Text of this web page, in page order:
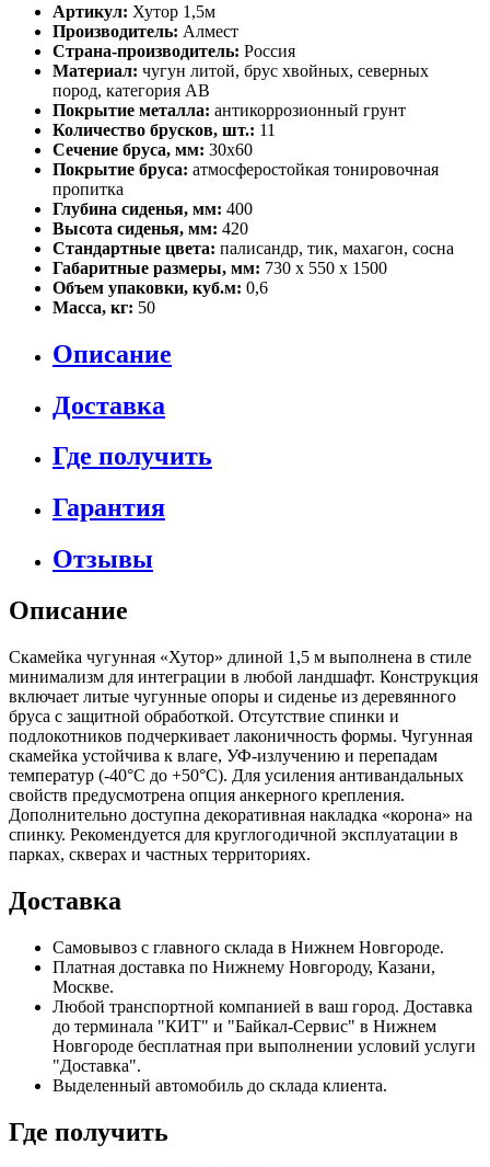
Артикул: Хутор 1,5м
Производитель: Алмест
Страна-производитель: Россия
Материал: чугун литой, брус хвойных, северных
пород, категория АВ
Покрытие металла: антикоррозионный грунт
Количество брусков, шт.: 11
Сечение бруса, мм: 30х60
Покрытие бруса: атмосферостойкая тонировочная
пропитка
Глубина сиденья, мм: 400
Высота сиденья, мм: 420
Стандартные цвета: палисандр, тик, махагон, сосна
Габаритные размеры, мм: 730 х 550 х 1500
Объем упаковки, куб.м: 0,6
Масса, кг: 50
Описание
Доставка
Где получить
Гарантия
Отзывы
Описание
Скамейка чугунная «Хутор» длиной 1,5 м выполнена в стиле
минимализм для интеграции в любой ландшафт. Конструкция
включает литые чугунные опоры и сиденье из деревянного
бруса с защитной обработкой. Отсутствие спинки и
подлокотников подчеркивает лаконичность формы. Чугунная
скамейка устойчива к влаге, УФ-излучению и перепадам
температур (-40°C до +50°C). Для усиления антивандальных
свойств предусмотрена опция анкерного крепления.
Дополнительно доступна декоративная накладка «корона» на
спинку. Рекомендуется для круглогодичной эксплуатации в
парках, скверах и частных территориях.
Доставка
Самовывоз с главного склада в Нижнем Новгороде.
Платная доставка по Нижнему Новгороду, Казани,
Москве.
Любой транспортной компанией в ваш город. Доставка
до терминала "КИТ" и "Байкал-Сервис" в Нижнем
Новгороде бесплатная при выполнении условий услуги
"Доставка".
Выделенный автомобиль до склада клиента.
Где получить